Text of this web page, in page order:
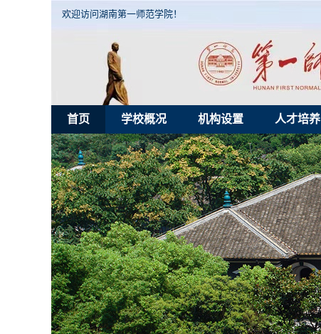
欢迎访问湖南第一师范学院！
首页 学校概况 机构设置 人才培养